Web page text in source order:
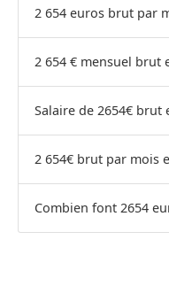
2 654 euros brut par
2 654 € mensuel brut
Salaire de 2654€ brut
2 654€ brut par mois
Combien font 2654